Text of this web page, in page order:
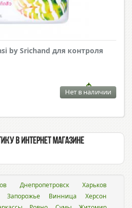
by Srichand для контроля
Нет в наличии
в интернет магазине
Днепропетровск
Харьков
Запорожье Винница
Херсон